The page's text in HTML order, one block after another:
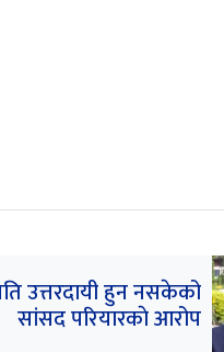
उत्तरदायी हुन नसकेको
सांसद परियारकाे आरोप